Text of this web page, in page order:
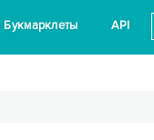
Букмарклеты API